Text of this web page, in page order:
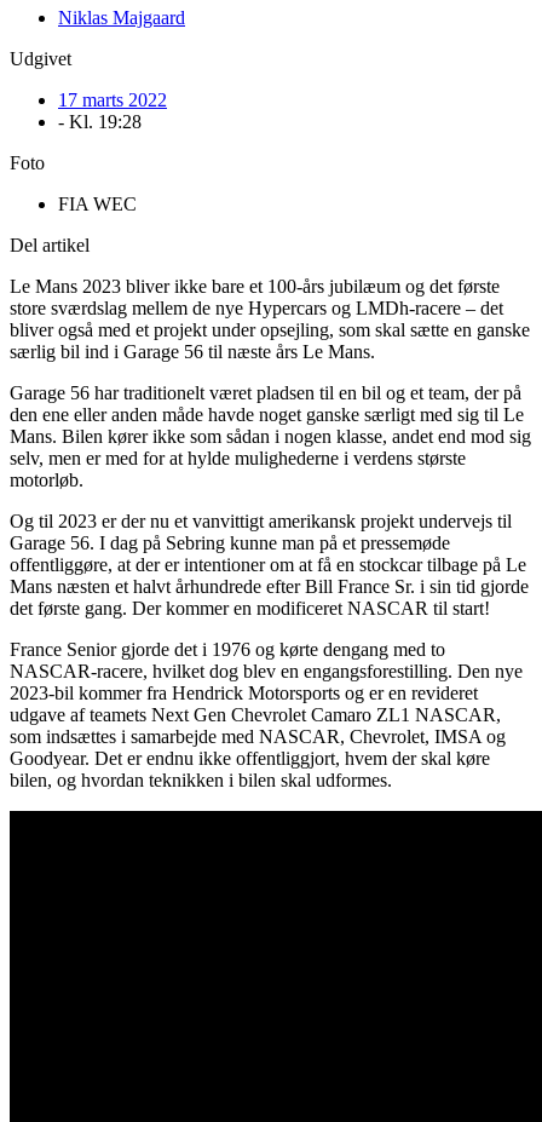
Niklas Majgaard
Udgivet
17 marts 2022
- Kl. 19:28
Foto
FIA WEC
Del artikel
Le Mans 2023 bliver ikke bare et 100-års jubilæum og det første
store sværdslag mellem de nye Hypercars og LMDh-racere – det
bliver også med et projekt under opsejling, som skal sætte en ganske
særlig bil ind i Garage 56 til næste års Le Mans.
Garage 56 har traditionelt været pladsen til en bil og et team, der på
den ene eller anden måde havde noget ganske særligt med sig til Le
Mans. Bilen kører ikke som sådan i nogen klasse, andet end mod sig
selv, men er med for at hylde mulighederne i verdens største
motorløb.
Og til 2023 er der nu et vanvittigt amerikansk projekt undervejs til
Garage 56. I dag på Sebring kunne man på et pressemøde
offentliggøre, at der er intentioner om at få en stockcar tilbage på Le
Mans næsten et halvt århundrede efter Bill France Sr. i sin tid gjorde
det første gang. Der kommer en modificeret NASCAR til start!
France Senior gjorde det i 1976 og kørte dengang med to
NASCAR-racere, hvilket dog blev en engangsforestilling. Den nye
2023-bil kommer fra Hendrick Motorsports og er en revideret
udgave af teamets Next Gen Chevrolet Camaro ZL1 NASCAR,
som indsættes i samarbejde med NASCAR, Chevrolet, IMSA og
Goodyear. Det er endnu ikke offentliggjort, hvem der skal køre
bilen, og hvordan teknikken i bilen skal udformes.